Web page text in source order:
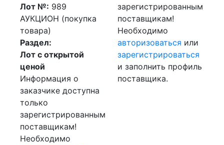
Лот №: 989
АУКЦИОН (покупка
товара)
Раздел:
Лот с открытой
ценой
Информация о
заказчике доступна
только
зарегистрированным
поставщикам!
Необходимо
зарегистрированным
поставщикам!
Необходимо
авторизоваться или
зарегистрироваться
и заполнить профиль
поставщика.